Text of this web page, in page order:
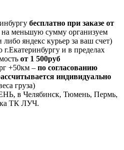
бесплатно при заказе от
на меньшую сумму организуем
либо яндекс курьер за ваш счет)
г.Екатеринбургу и в пределах
от 1 500руб
+50км – по согласованию
индивидуально
груза)
в Челябинск, Тюмень, Пермь,
ТК ЛУЧ.